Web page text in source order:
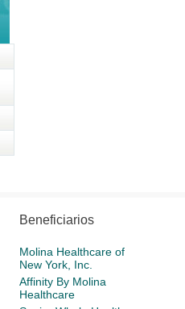
Beneficiarios
Molina Healthcare of
New York, Inc.
Affinity By Molina
Healthcare